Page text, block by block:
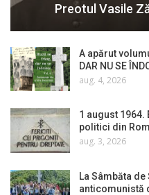
Preotul Vasile
A apărut
DAR NU SE
aug. 4, 2026
1 august
politici din
aug. 3, 2026
La Sâmbăta
anticomunistă